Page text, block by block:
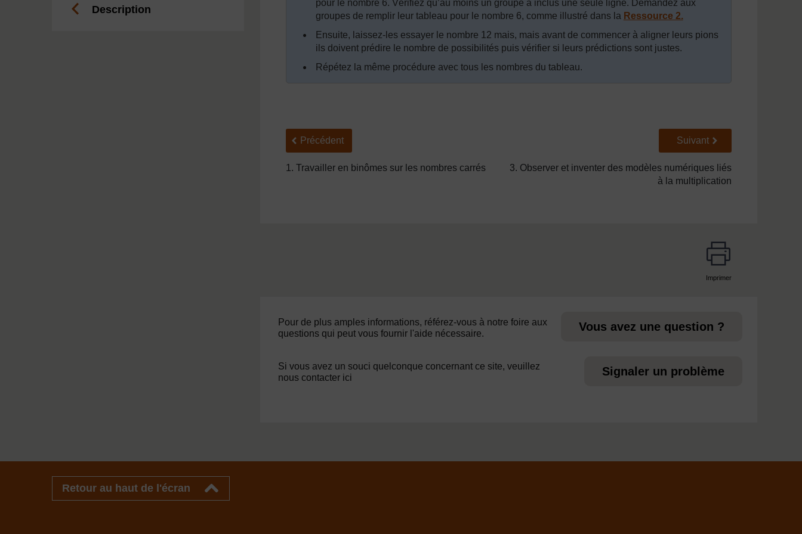
Description
pour le nombre 6. Vérifiez qu’au moins un groupe a inclus une seule ligne. Demandez aux
groupes de remplir leur tableau pour le nombre 6, comme illustré dans la Ressource 2.
Ensuite, laissez-les essayer le nombre 12 mais, mais avant de commencer à aligner leurs pions
ils doivent prédire le nombre de possibilités puis vérifier si leurs prédictions sont justes.
Répétez la même procédure avec tous les nombres du tableau.
Précédent
Précédent
1. Travailler en binômes sur les nombres carrés
Suivant
Suivant
3. Observer et inventer des modèles numériques liés
à la multiplication
Imprimer
Pour de plus amples informations, référez-vous à notre foire aux
questions qui peut vous fournir l'aide nécessaire.
Vous avez une question ?
Si vous avez un souci quelconque concernant ce site, veuillez
nous contacter ici
Signaler un problème
Retour au haut de l'écran